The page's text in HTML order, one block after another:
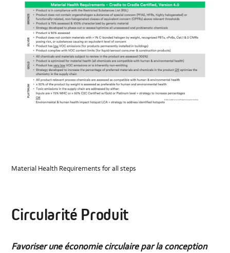
Material Health Requirements for all steps
Circularité Produit
Favoriser une économie circulaire par la conception